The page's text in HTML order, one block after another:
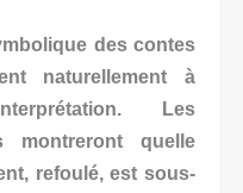
des contes
naturellement à
Les
montreront quelle
refoulé, est sous-